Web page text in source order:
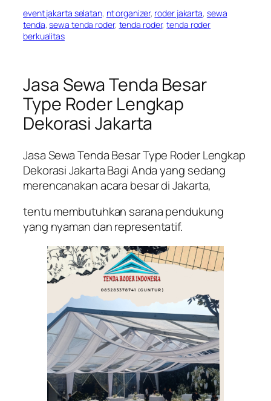
event jakarta selatan, nt organizer, roder jakarta, sewa
tenda, sewa tenda roder, tenda roder, tenda roder
berkualitas
Jasa Sewa Tenda Besar
Type Roder Lengkap
Dekorasi Jakarta
Jasa Sewa Tenda Besar Type Roder Lengkap
Dekorasi Jakarta Bagi Anda yang sedang
merencanakan acara besar di Jakarta,
tentu membutuhkan sarana pendukung
yang nyaman dan representatif.